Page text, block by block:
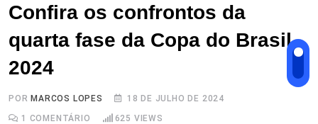
Confira os confrontos da
quarta fase da Copa do Brasil
2024
PORMARCOS LOPES
18 DE JULHO DE 2024
1 COMENTÁRIO 625 VIEWS